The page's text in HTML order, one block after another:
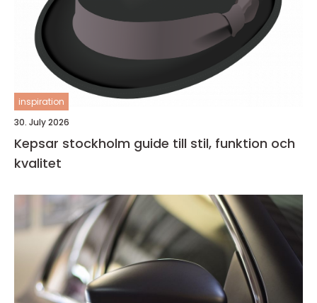
inspiration
30. July 2026
Kepsar stockholm guide till stil, funktion och
kvalitet